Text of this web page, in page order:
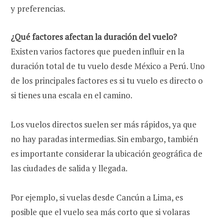
y preferencias.
¿Qué factores afectan la duración del vuelo?
Existen varios factores que pueden influir en la
duración total de tu vuelo desde México a Perú. Uno
de los principales factores es si tu vuelo es directo o
si tienes una escala en el camino.
Los vuelos directos suelen ser más rápidos, ya que
no hay paradas intermedias. Sin embargo, también
es importante considerar la ubicación geográfica de
las ciudades de salida y llegada.
Por ejemplo, si vuelas desde Cancún a Lima, es
posible que el vuelo sea más corto que si volaras